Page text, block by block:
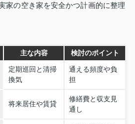
家の空き家を安全かつ計画的に整理
主な内容 検討のポイント
定期巡回と清掃
換気
通える頻度や負
担
将来居住や賃貸
修繕費と収支見
通し